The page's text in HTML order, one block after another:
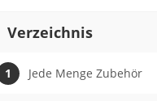
Verzeichnis
Jede Menge Zubehör